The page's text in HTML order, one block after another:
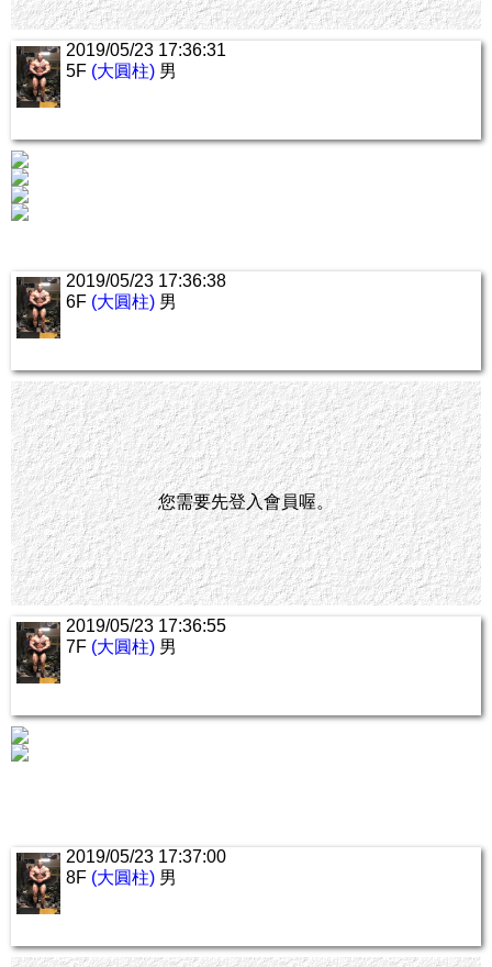
2019/05/23 17:36:31
5F (大圓柱) 男
2019/05/23 17:36:38
6F (大圓柱) 男
您需要先登入會員喔。
2019/05/23 17:36:55
7F (大圓柱) 男
2019/05/23 17:37:00
8F (大圓柱) 男